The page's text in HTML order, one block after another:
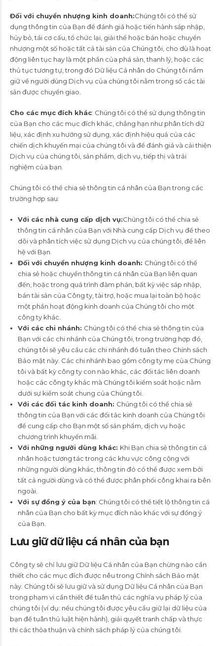
Đối với chuyển nhượng kinh doanh:Chúng tôi có thể sử
dụng thông tin của Bạn để đánh giá hoặc tiến hành sáp nhập,
hủy bỏ, tái cơ cấu, tổ chức lại, giải thể hoặc bán hoặc chuyển
nhượng một số hoặc tất cả tài sản của Chúng tôi, cho dù là hoạt
động liên tục hay là một phần của phá sản, thanh lý, hoặc các
thủ tục tương tự, trong đó Dữ liệu Cá nhân do Chúng tôi nắm
giữ về người dùng Dịch vụ của chúng tôi nằm trong số các tài
sản được chuyển giao.
Cho các mục đích khác: Chúng tôi có thể sử dụng thông tin
của Bạn cho các mục đích khác, chẳng hạn như phân tích dữ
liệu, xác định xu hướng sử dụng, xác định hiệu quả của các
chiến dịch khuyến mại của chúng tôi và để đánh giá và cải thiện
Dịch vụ của chúng tôi, sản phẩm, dịch vụ, tiếp thị và trải
nghiệm của bạn.
Chúng tôi có thể chia sẻ thông tin cá nhân của Bạn trong các
trường hợp sau:
Với các nhà cung cấp dịch vụ:Chúng tôi có thể chia sẻ
thông tin cá nhân của Bạn với Nhà cung cấp Dịch vụ để theo
dõi và phân tích việc sử dụng Dịch vụ của chúng tôi, để liên
hệ với Bạn.
Đối với chuyển nhượng kinh doanh: Chúng tôi có thể
chia sẻ hoặc chuyển thông tin cá nhân của Bạn liên quan
đến, hoặc trong quá trình đàm phán, bất kỳ việc sáp nhập,
bán tài sản của Công ty, tài trợ, hoặc mua lại toàn bộ hoặc
một phần hoạt động kinh doanh của Chúng tôi cho một
công ty khác.
Với các chi nhánh: Chúng tôi có thể chia sẻ thông tin của
Bạn với các chi nhánh của Chúng tôi, trong trường hợp đó,
chúng tôi sẽ yêu cầu các chi nhánh đó tuân theo Chính sách
Bảo mật này. Các chi nhánh bao gồm công ty mẹ của Chúng
tôi và bất kỳ công ty con nào khác, các đối tác liên doanh
hoặc các công ty khác mà Chúng tôi kiểm soát hoặc nằm
dưới sự kiểm soát chung của Chúng tôi.
Với các đối tác kinh doanh: Chúng tôi có thể chia sẻ
thông tin của Bạn với các đối tác kinh doanh của Chúng tôi
để cung cấp cho Bạn một số sản phẩm, dịch vụ hoặc
chương trình khuyến mãi.
Với những người dùng khác: Khi Bạn chia sẻ thông tin cá
nhân hoặc tương tác trong các khu vực công cộng với
những người dùng khác, thông tin đó có thể được xem bởi
tất cả người dùng và có thể được phân phối công khai ra bên
ngoài.
Với sự đồng ý của bạn: Chúng tôi có thể tiết lộ thông tin cá
nhân của Bạn cho bất kỳ mục đích nào khác với sự đồng ý
của Bạn.
Lưu giữ dữ liệu cá nhân của bạn
Công ty sẽ chỉ lưu giữ Dữ liệu Cá nhân của Bạn chừng nào cần
thiết cho các mục đích được nêu trong Chính sách Bảo mật
này. Chúng tôi sẽ lưu giữ và sử dụng Dữ liệu Cá nhân của Bạn
trong phạm vi cần thiết để tuân thủ các nghĩa vụ pháp lý của
chúng tôi (ví dụ: nếu chúng tôi được yêu cầu giữ lại dữ liệu của
bạn để tuân thủ luật hiện hành), giải quyết tranh chấp và thực
thi các thỏa thuận và chính sách pháp lý của chúng tôi.